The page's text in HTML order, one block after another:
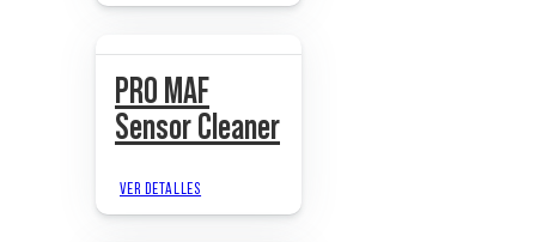
PRO MAF
Sensor Cleaner
VER DETALLES